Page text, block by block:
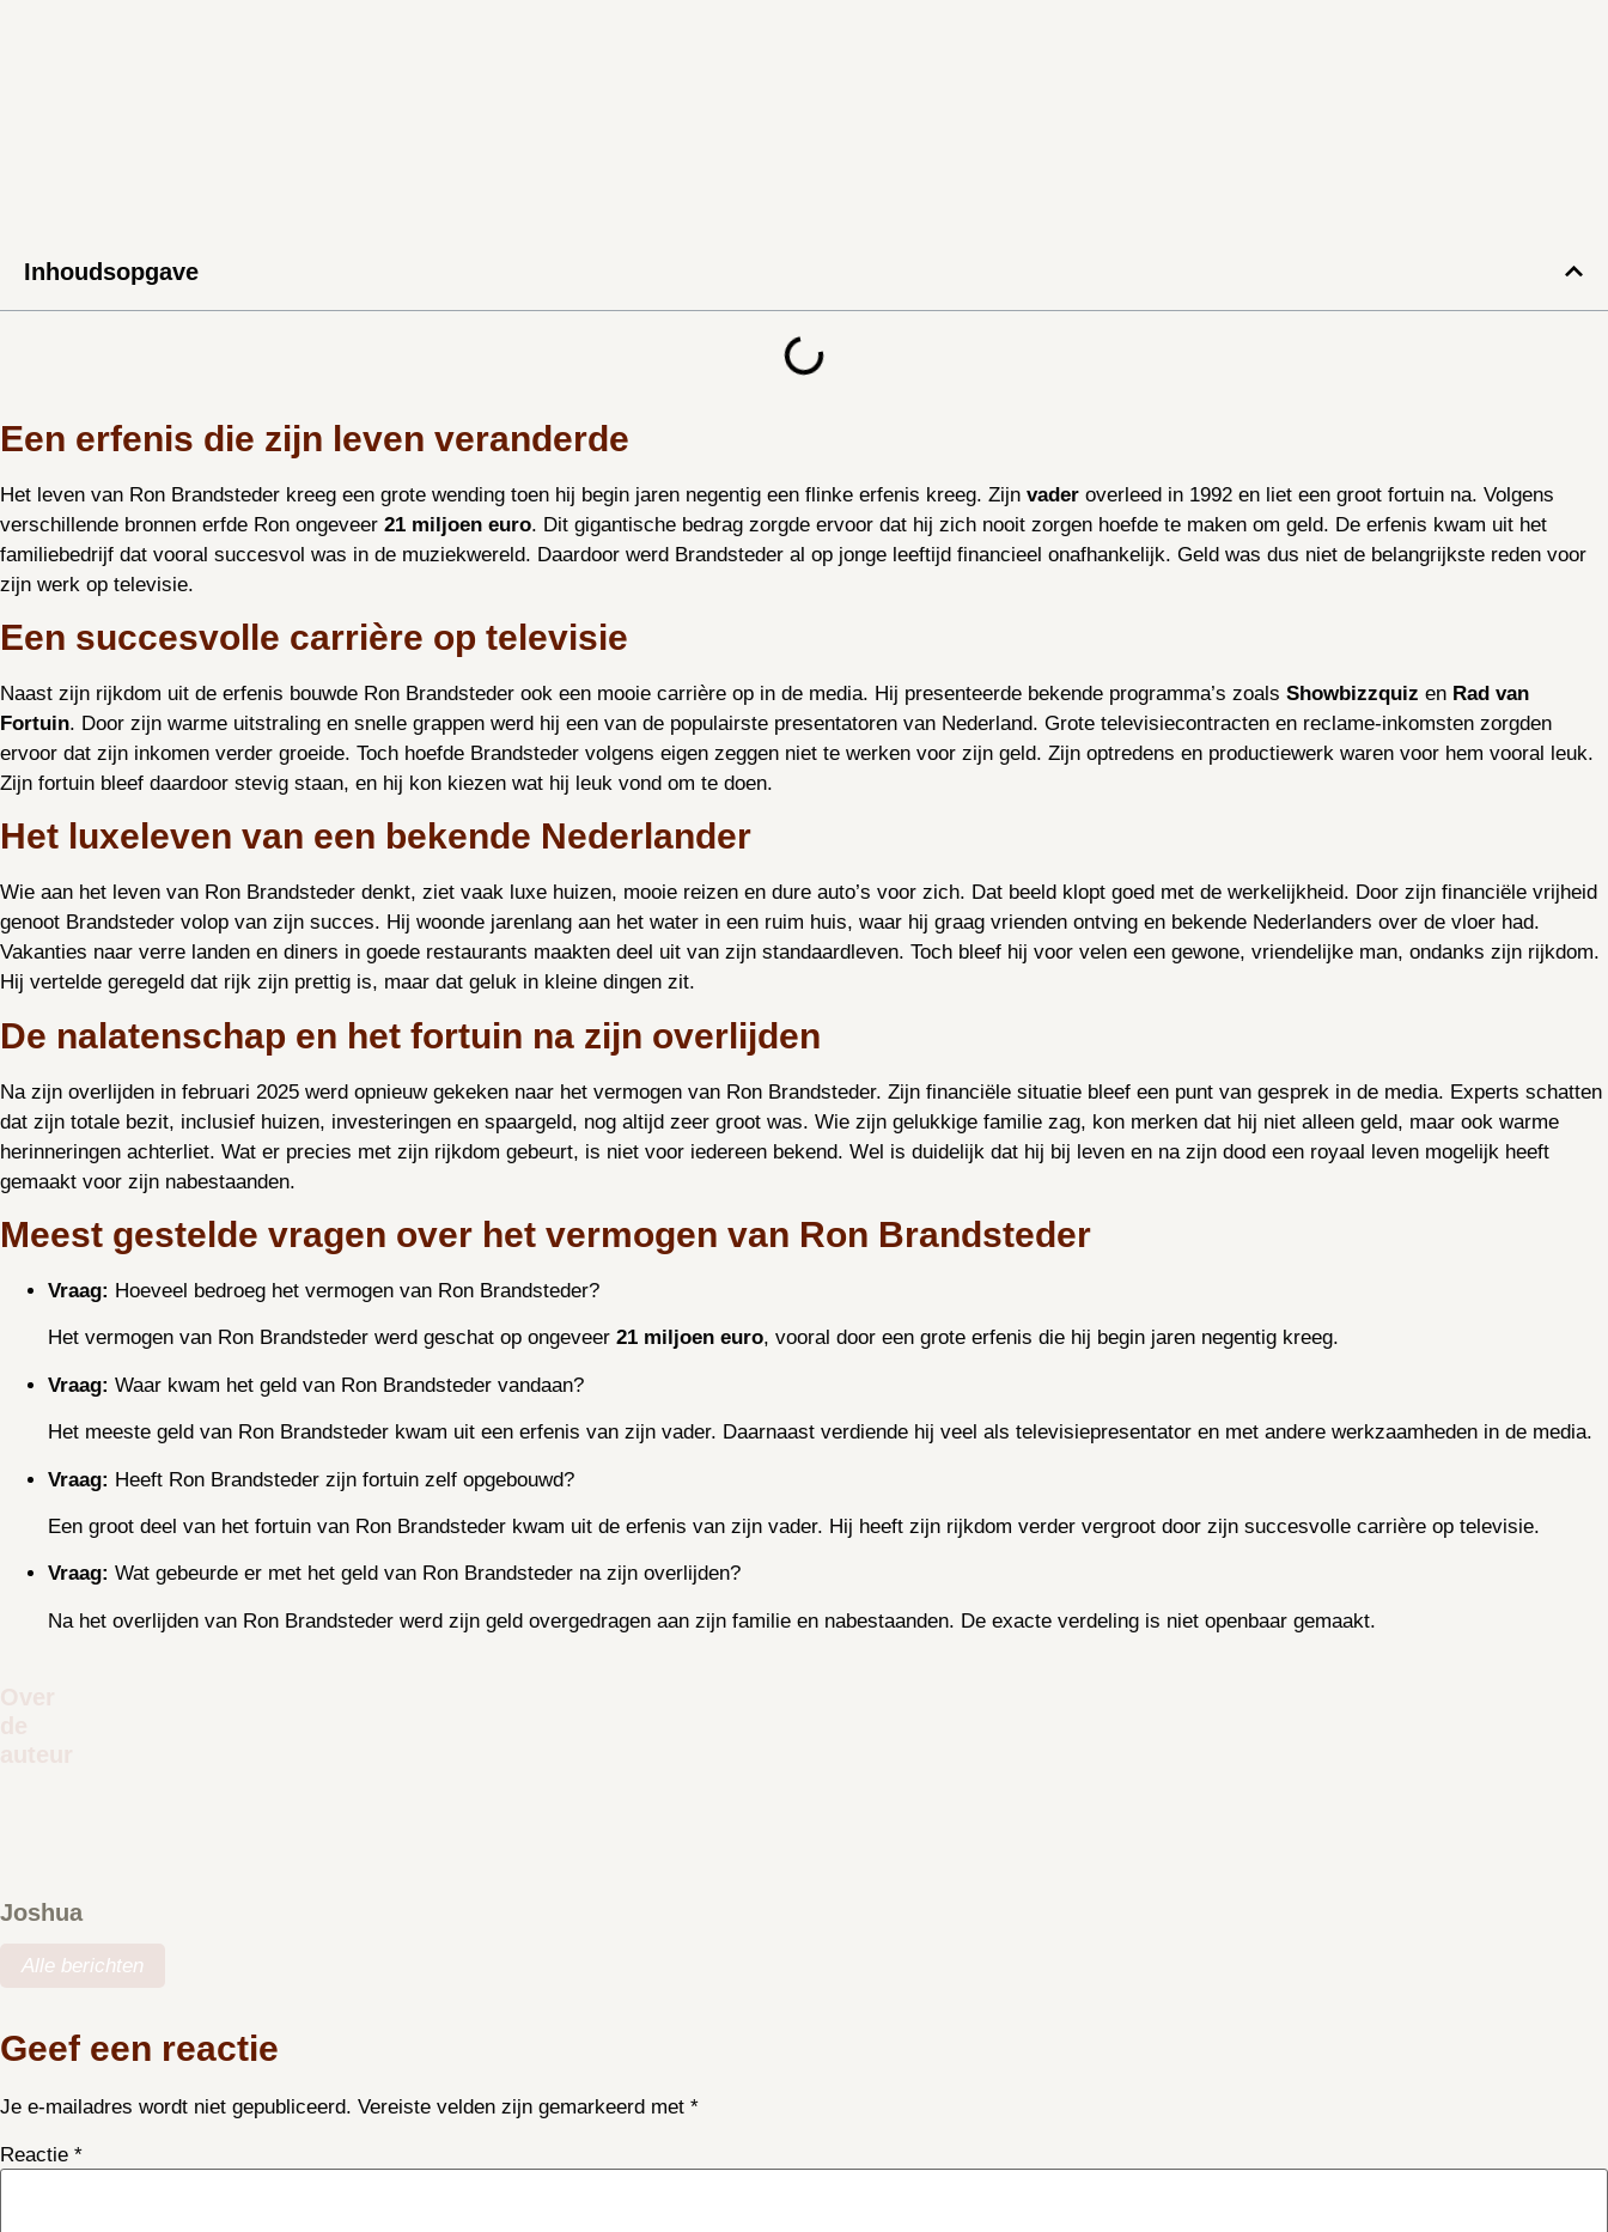
Inhoudsopgave
Een erfenis die zijn leven veranderde
Het leven van Ron Brandsteder kreeg een grote wending toen hij begin jaren negentig een flinke erfenis kreeg. Zijn vader overleed in 1992 en liet een groot fortuin na. Volgens
verschillende bronnen erfde Ron ongeveer 21 miljoen euro. Dit gigantische bedrag zorgde ervoor dat hij zich nooit zorgen hoefde te maken om geld. De erfenis kwam uit het
familiebedrijf dat vooral succesvol was in de muziekwereld. Daardoor werd Brandsteder al op jonge leeftijd financieel onafhankelijk. Geld was dus niet de belangrijkste reden voor
zijn werk op televisie.
Een succesvolle carrière op televisie
Naast zijn rijkdom uit de erfenis bouwde Ron Brandsteder ook een mooie carrière op in de media. Hij presenteerde bekende programma’s zoals Showbizzquiz en Rad van
Fortuin. Door zijn warme uitstraling en snelle grappen werd hij een van de populairste presentatoren van Nederland. Grote televisiecontracten en reclame-inkomsten zorgden
ervoor dat zijn inkomen verder groeide. Toch hoefde Brandsteder volgens eigen zeggen niet te werken voor zijn geld. Zijn optredens en productiewerk waren voor hem vooral leuk.
Zijn fortuin bleef daardoor stevig staan, en hij kon kiezen wat hij leuk vond om te doen.
Het luxeleven van een bekende Nederlander
Wie aan het leven van Ron Brandsteder denkt, ziet vaak luxe huizen, mooie reizen en dure auto’s voor zich. Dat beeld klopt goed met de werkelijkheid. Door zijn financiële vrijheid
genoot Brandsteder volop van zijn succes. Hij woonde jarenlang aan het water in een ruim huis, waar hij graag vrienden ontving en bekende Nederlanders over de vloer had.
Vakanties naar verre landen en diners in goede restaurants maakten deel uit van zijn standaardleven. Toch bleef hij voor velen een gewone, vriendelijke man, ondanks zijn rijkdom.
Hij vertelde geregeld dat rijk zijn prettig is, maar dat geluk in kleine dingen zit.
De nalatenschap en het fortuin na zijn overlijden
Na zijn overlijden in februari 2025 werd opnieuw gekeken naar het vermogen van Ron Brandsteder. Zijn financiële situatie bleef een punt van gesprek in de media. Experts schatten
dat zijn totale bezit, inclusief huizen, investeringen en spaargeld, nog altijd zeer groot was. Wie zijn gelukkige familie zag, kon merken dat hij niet alleen geld, maar ook warme
herinneringen achterliet. Wat er precies met zijn rijkdom gebeurt, is niet voor iedereen bekend. Wel is duidelijk dat hij bij leven en na zijn dood een royaal leven mogelijk heeft
gemaakt voor zijn nabestaanden.
Meest gestelde vragen over het vermogen van Ron Brandsteder
Vraag: Hoeveel bedroeg het vermogen van Ron Brandsteder?
Het vermogen van Ron Brandsteder werd geschat op ongeveer 21 miljoen euro, vooral door een grote erfenis die hij begin jaren negentig kreeg.
Vraag: Waar kwam het geld van Ron Brandsteder vandaan?
Het meeste geld van Ron Brandsteder kwam uit een erfenis van zijn vader. Daarnaast verdiende hij veel als televisiepresentator en met andere werkzaamheden in de media.
Vraag: Heeft Ron Brandsteder zijn fortuin zelf opgebouwd?
Een groot deel van het fortuin van Ron Brandsteder kwam uit de erfenis van zijn vader. Hij heeft zijn rijkdom verder vergroot door zijn succesvolle carrière op televisie.
Vraag: Wat gebeurde er met het geld van Ron Brandsteder na zijn overlijden?
Na het overlijden van Ron Brandsteder werd zijn geld overgedragen aan zijn familie en nabestaanden. De exacte verdeling is niet openbaar gemaakt.
Joshua
Alle berichten
Geef een reactie
Je e-mailadres wordt niet gepubliceerd. Vereiste velden zijn gemarkeerd met *
Reactie *